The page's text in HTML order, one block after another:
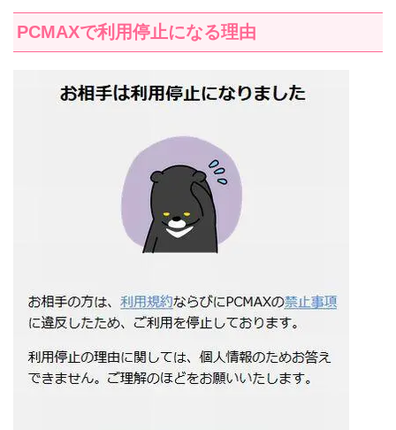
PCMAXで利用停止になる理由